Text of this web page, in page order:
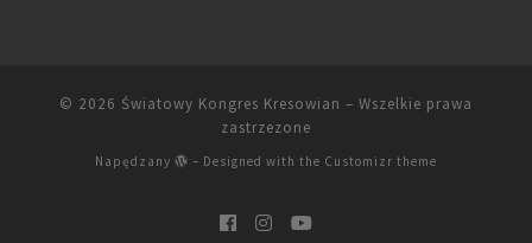
© 2026 Światowy Kongres Kresowian – Wszelkie prawa
zastrzezone
Napędzany – Designed with the Customizr theme